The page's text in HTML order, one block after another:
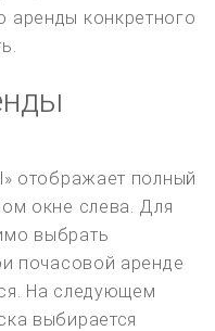
аренды конкретного
отображает полный
окне слева. Для
выбрать
почасовой аренде
На следующем
выбирается